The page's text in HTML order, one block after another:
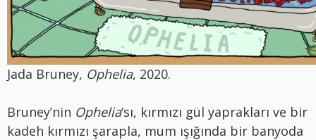
Jada Bruney, Ophelia, 2020.
Bruney’nin Ophelia‘sı, kırmızı gül yaprakları ve bir
kadeh kırmızı şarapla, mum ışığında bir banyoda